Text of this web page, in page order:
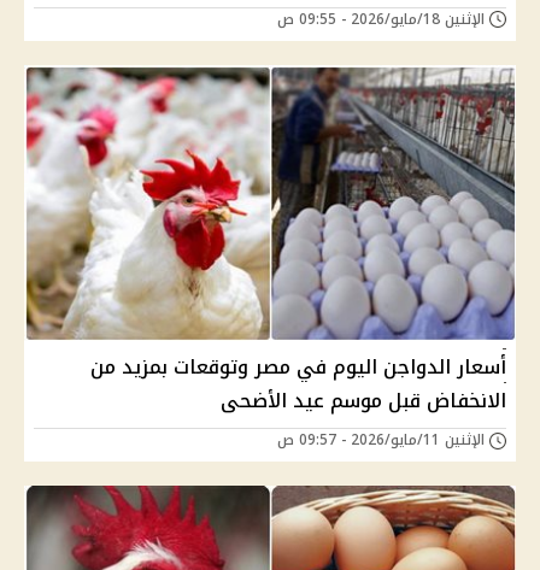
الإثنين 18/مايو/2026 - 09:55 ص
أسعار الدواجن اليوم في مصر وتوقعات بمزيد من
الانخفاض قبل موسم عيد الأضحى
الإثنين 11/مايو/2026 - 09:57 ص